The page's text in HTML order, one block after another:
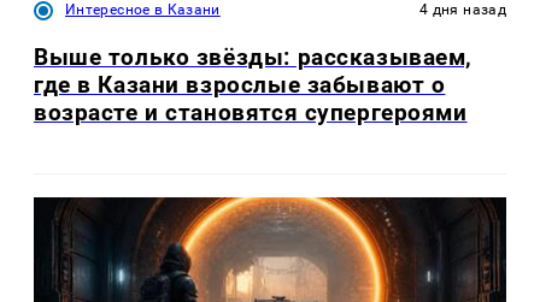
Интересное в Казани 4 дня назад
Выше только звёзды: рассказываем,
где в Казани взрослые забывают о
возрасте и становятся супергероями